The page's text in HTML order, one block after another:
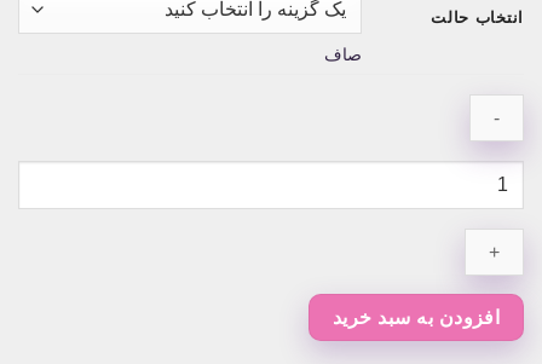
انتخاب حالت
صاف
کروم
پولکی
عدد
افزودن به سبد خرید